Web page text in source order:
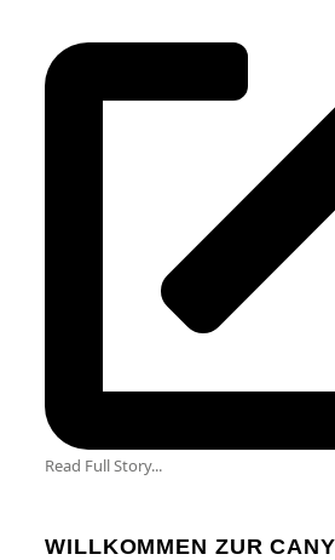
Read Full Story...
WILLKOMMEN ZUR